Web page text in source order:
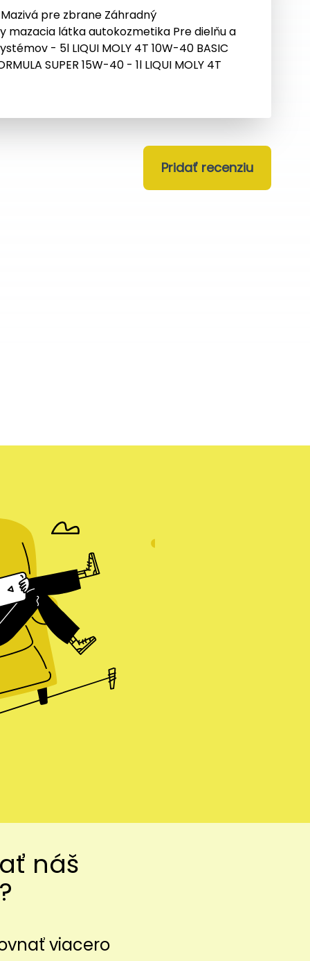
pre zbrane Záhradný
mazacia látka autokozmetika Pre dielňu a
- 5l LIQUI MOLY 4T 10W-40 BASIC
SUPER 15W-40 - 1l LIQUI MOLY 4T
Pridať recenziu
náš
viacero